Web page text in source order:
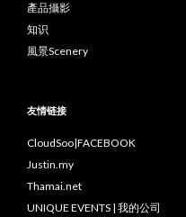
產品攝影
知识
風景Scenery
友情链接
CloudSoo|FACEBOOK
Justin.my
Thamai.net
UNIQUE EVENTS | 我的公司